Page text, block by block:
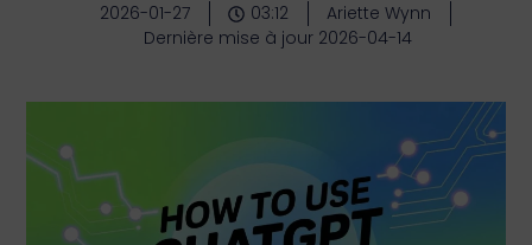
2026-01-27 03:12
Ariette Wynn
Dernière mise à jour 2026-04-14